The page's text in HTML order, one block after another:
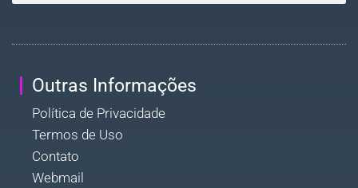
Outras Informações
Política de Privacidade
Termos de Uso
Contato
Webmail